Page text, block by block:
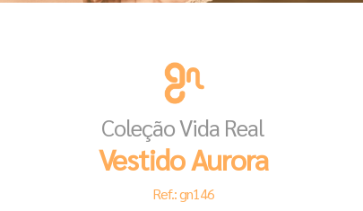
Coleção Vida Real
Vestido Aurora
Ref.: gn146